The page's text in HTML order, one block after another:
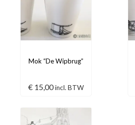
Mok “De Wipbrug”
€15,00 incl. BTW